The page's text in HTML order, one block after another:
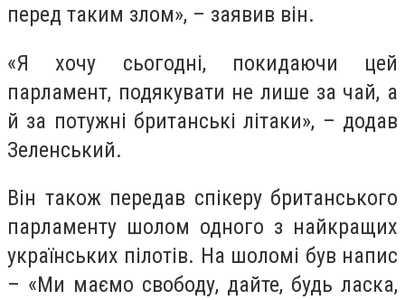
перед таким злом», – заявив він.
«Я хочу сьогодні, покидаючи цей
парламент, подякувати не лише за чай, а
й за потужні британські літаки», – додав
Зеленський.
Він також передав спікеру британського
парламенту шолом одного з найкращих
українських пілотів. На шоломі був напис
– «Ми маємо свободу, дайте, будь ласка,